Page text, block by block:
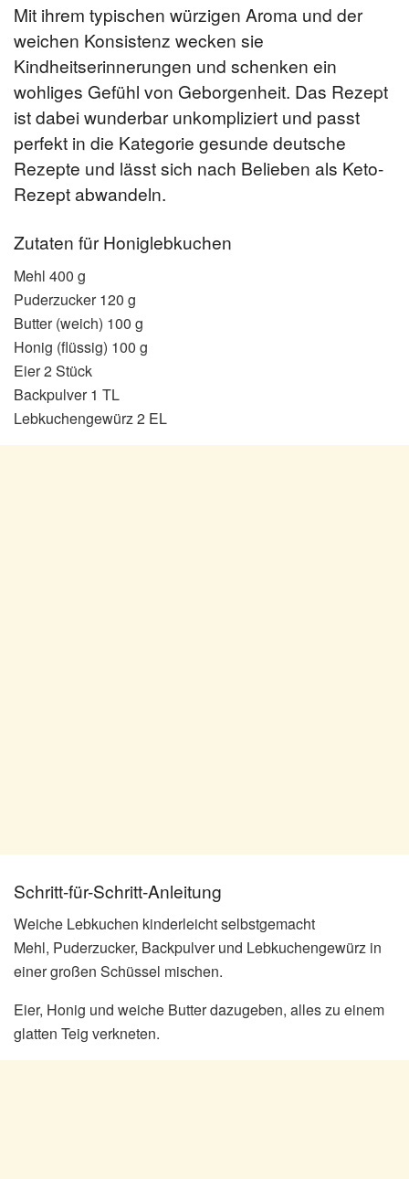
Mit ihrem typischen würzigen Aroma und der
weichen Konsistenz wecken sie
Kindheitserinnerungen und schenken ein
wohliges Gefühl von Geborgenheit. Das Rezept
ist dabei wunderbar unkompliziert und passt
perfekt in die Kategorie gesunde deutsche
Rezepte und lässt sich nach Belieben als Keto-
Rezept abwandeln.
Zutaten für Honiglebkuchen
Mehl 400 g
Puderzucker 120 g
Butter (weich) 100 g
Honig (flüssig) 100 g
Eier 2 Stück
Backpulver 1 TL
Lebkuchengewürz 2 EL
Schritt-für-Schritt-Anleitung
Weiche Lebkuchen kinderleicht selbstgemacht
Mehl, Puderzucker, Backpulver und Lebkuchengewürz in
einer großen Schüssel mischen.
Eier, Honig und weiche Butter dazugeben, alles zu einem
glatten Teig verkneten.